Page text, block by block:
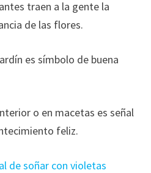
traen a la gente la
de las flores.
es símbolo de buena
o en macetas es señal
feliz.
de soñar con violetas